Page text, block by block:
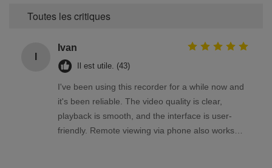
Toutes les critiques
Ivan
Il est utile. (43)
I've been using this recorder for a while now and
it's been reliable. The video quality is clear,
playback is smooth, and the interface is user-
friendly. Remote viewing via phone also works